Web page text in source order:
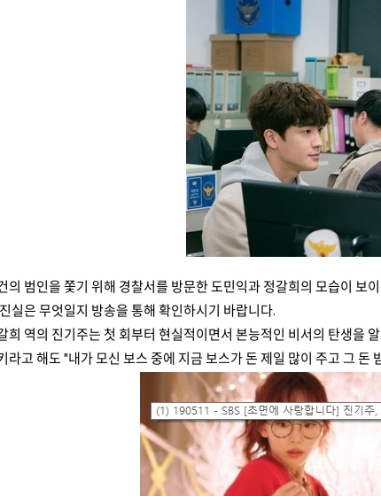
의 범인을 쫓기 위해 경찰서를 방문한 도민익과 정갈희의 모습이 보
실은 무엇일지 방송을 통해 확인하시기 바랍니다.
희 역의 진기주는 첫 회부터 현실적이면서 본능적인 비서의 탄생을
라고 해도 "내가 모신 보스 중에 지금 보스가 돈 제일 많이 주고 그